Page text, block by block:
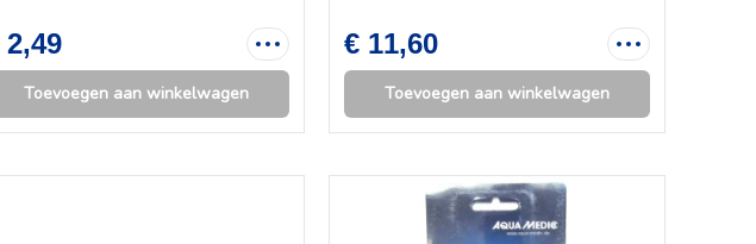
2,49
Toevoegen aan winkelwagen
€ 11,60
Toevoegen aan winkelwagen